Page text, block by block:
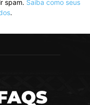
spam. Saiba como seus
.